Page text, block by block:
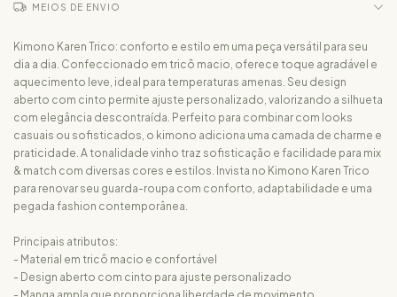
MEIOS DE ENVIO
Kimono Karen Trico: conforto e estilo em uma peça versátil para seu
dia a dia. Confeccionado em tricô macio, oferece toque agradável e
aquecimento leve, ideal para temperaturas amenas. Seu design
aberto com cinto permite ajuste personalizado, valorizando a silhueta
com elegância descontraída. Perfeito para combinar com looks
casuais ou sofisticados, o kimono adiciona uma camada de charme e
praticidade. A tonalidade vinho traz sofisticação e facilidade para mix
& match com diversas cores e estilos. Invista no Kimono Karen Trico
para renovar seu guarda-roupa com conforto, adaptabilidade e uma
pegada fashion contemporânea.
Principais atributos:
- Material em tricô macio e confortável
- Design aberto com cinto para ajuste personalizado